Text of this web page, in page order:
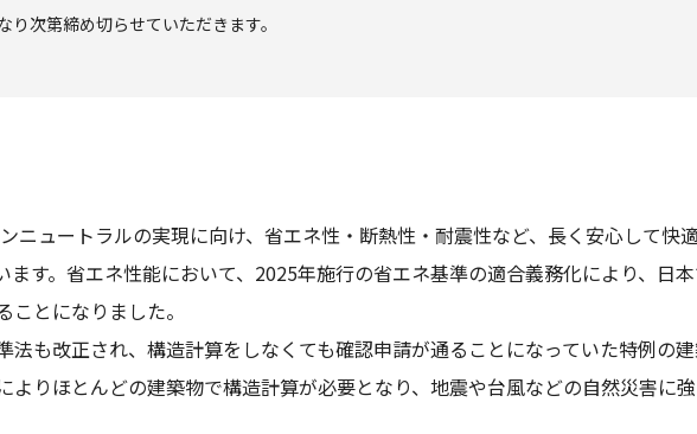
り次第締め切らせていただきます。
ニュートラルの実現に向け、省エネ性・断熱性・耐震性など、長く安心して快
ます。省エネ性能において、2025年施行の省エネ基準の適合義務化により、日
ことになりました。
法も改正され、構造計算をしなくても確認申請が通ることになっていた特例の
よりほとんどの建築物で構造計算が必要となり、地震や台風などの自然災害に